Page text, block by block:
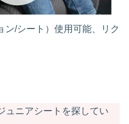
ン/シート）使用可能、リク
ュニアシートを探してい